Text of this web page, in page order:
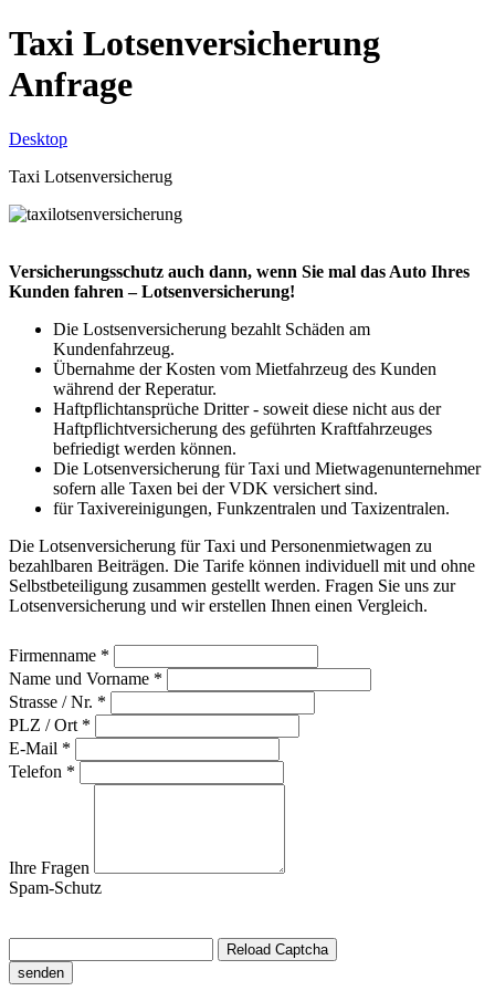
Taxi Lotsenversicherung
Anfrage
Desktop
Taxi Lotsenversicherug
Versicherungsschutz auch dann, wenn Sie mal das Auto Ihres
Kunden fahren – Lotsenversicherung!
Die Lostsenversicherung bezahlt Schäden am
Kundenfahrzeug.
Übernahme der Kosten vom Mietfahrzeug des Kunden
während der Reperatur.
Haftpflichtansprüche Dritter - soweit diese nicht aus der
Haftpflichtversicherung des geführten Kraftfahrzeuges
befriedigt werden können.
Die Lotsenversicherung für Taxi und Mietwagenunternehmer
sofern alle Taxen bei der VDK versichert sind.
für Taxivereinigungen, Funkzentralen und Taxizentralen.
Die Lotsenversicherung für Taxi und Personenmietwagen zu
bezahlbaren Beiträgen. Die Tarife können individuell mit und ohne
Selbstbeteiligung zusammen gestellt werden. Fragen Sie uns zur
Lotsenversicherung und wir erstellen Ihnen einen Vergleich.
Firmenname *
Name und Vorname *
Strasse / Nr. *
PLZ / Ort *
E-Mail *
Telefon *
Ihre Fragen
Spam-Schutz
Reload Captcha
senden